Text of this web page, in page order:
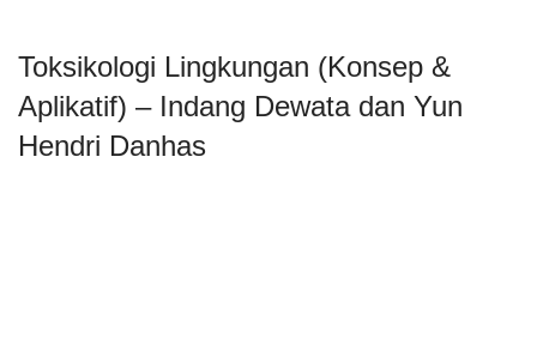
Toksikologi Lingkungan (Konsep &
Aplikatif) – Indang Dewata dan Yun
Hendri Danhas